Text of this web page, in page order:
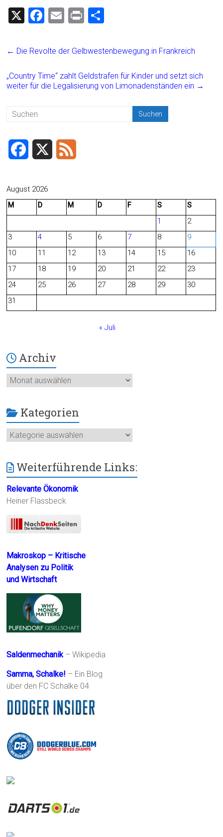
X
F
ce
o
E
ai
Pr
t
e
← Die Revolte der Gelbwestenbewegung in Frankreich
„Country Time“ zahlt Geldstrafen für Kinder und setzt sich
weiter für die Legalisierung von Limonadenständen ein →
c
b
o
August 2026
M
D M D F S
S
1
2
3
4 5 6 7 8
9
10
11 12 13 14 15
16
17
18 19 20 21 22
23
24
25 26 27 28 29
30
31
« Juli
Archiv
Archiv
Kategorien
Kategorien
Weiterführende Links:
Relevante Ökonomik
Heiner Flassbeck
Makroskop – Kritische
Analysen zu Politik
und Wirtschaft
Saldenmechanik– Wikipedia
Samma, Schalke! – Ein Blog
über den FC Schalke 04